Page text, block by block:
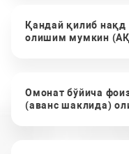
Қандай қилиб нақд
олишим мумкин
Омонат бўйича
(аванс шаклида)